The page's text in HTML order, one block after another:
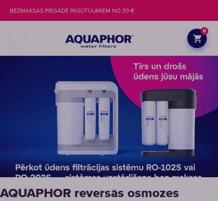
0
BEZMAKSAS PIEGĀDE PASŪTĪJUMIEM NO 30 €
AQUAPHOR reversās osmozes